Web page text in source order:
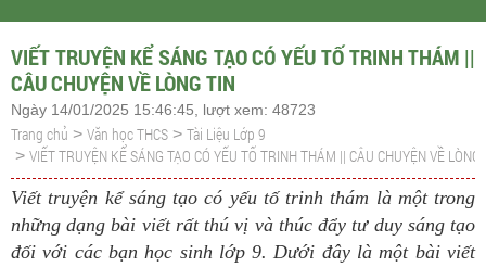
VIẾT TRUYỆN KỂ SÁNG TẠO CÓ YẾU TỐ TRINH THÁM ||
CÂU CHUYỆN VỀ LÒNG TIN
Ngày 14/01/2025 15:46:45, lượt xem: 48723
Trang chủ > Văn học THCS > Tài Liệu Lớp 9
> VIẾT TRUYỆN KỂ SÁNG TẠO CÓ YẾU TỐ TRINH THÁM || CÂU CHUYỆN VỀ LÒNG
Viết truyện kể sáng tạo có yếu tố trinh thám là một trong
những dạng bài viết rất thú vị và thúc đẩy tư duy sáng tạo
đối với các bạn học sinh lớp 9. Dưới đây là một bài viết